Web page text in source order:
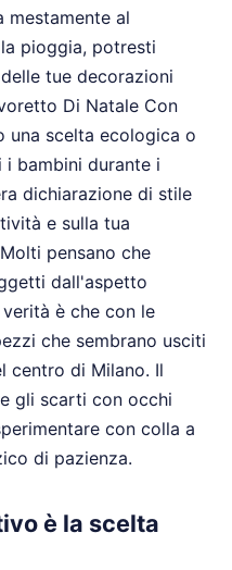
mestamente al
pioggia, potresti
tue decorazioni
Di Natale Con
una scelta ecologica o
bambini durante i
dichiarazione di stile
e sulla tua
pensano che
dall'aspetto
è che con le
che sembrano usciti
centro di Milano. Il
gli scarti con occhi
con colla a
di pazienza.
è la scelta